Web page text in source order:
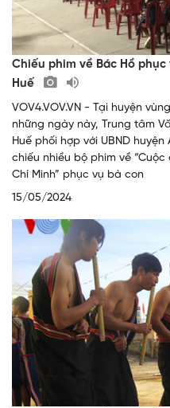
Chiếu phim về Bác Hồ
Huế
VOV4.VOV.VN - Tại huyện
những ngày này, Trung tâm
Huế phối hợp với UBND
chiếu nhiều bộ phim về
Chí Minh” phục vụ bà con
15/05/2024